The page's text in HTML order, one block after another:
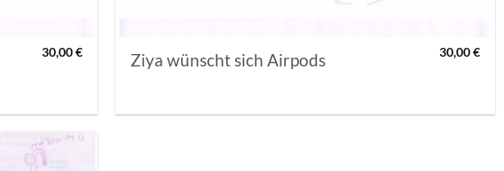
30,00€ Ziya wünscht sich Airpods 30,00€